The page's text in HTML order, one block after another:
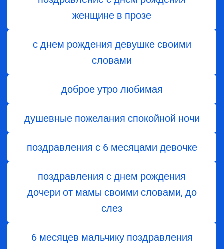
женщине в прозе
с днем рождения девушке своими
словами
доброе утро любимая
душевные пожелания спокойной ночи
поздравления с 6 месяцами девочке
поздравления с днем ​​рождения
дочери от мамы своими словами, до
слез
6 месяцев мальчику поздравления